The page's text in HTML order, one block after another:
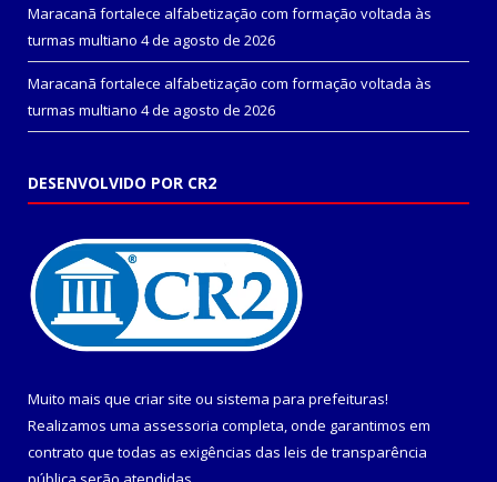
Maracanã fortalece alfabetização com formação voltada às
turmas multiano 4 de agosto de 2026
Maracanã fortalece alfabetização com formação voltada às
turmas multiano 4 de agosto de 2026
DESENVOLVIDO POR CR2
Muito mais que criar site ou sistema para prefeituras!
Realizamos uma assessoria completa, onde garantimos em
contrato que todas as exigências das leis de transparência